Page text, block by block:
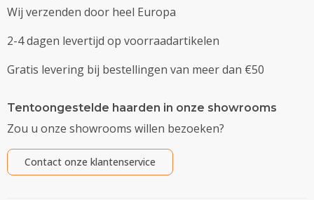
Wij verzenden door heel Europa
2-4 dagen levertijd op voorraadartikelen
Gratis levering bij bestellingen van meer dan €50
Tentoongestelde haarden in onze showrooms
Zou u onze showrooms willen bezoeken?
Contact onze klantenservice